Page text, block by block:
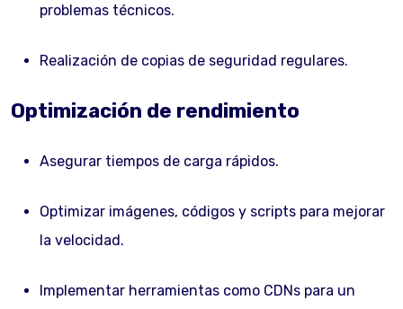
problemas técnicos.
Realización de copias de seguridad regulares.
Optimización de rendimiento
Asegurar tiempos de carga rápidos.
Optimizar imágenes, códigos y scripts para mejorar
la velocidad.
Implementar herramientas como CDNs para un